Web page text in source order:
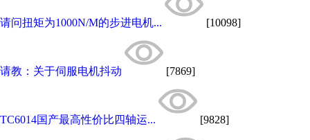
请问扭矩为1000N/M的步进电机... [10098]
请教：关于伺服电机抖动 [7869]
TC6014国产最高性价比四轴运... [9828]